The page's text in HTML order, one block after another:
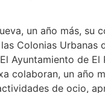
un año más, su
Colonias Urbanas
Ayuntamiento de El
colaboran, un año
de ocio,